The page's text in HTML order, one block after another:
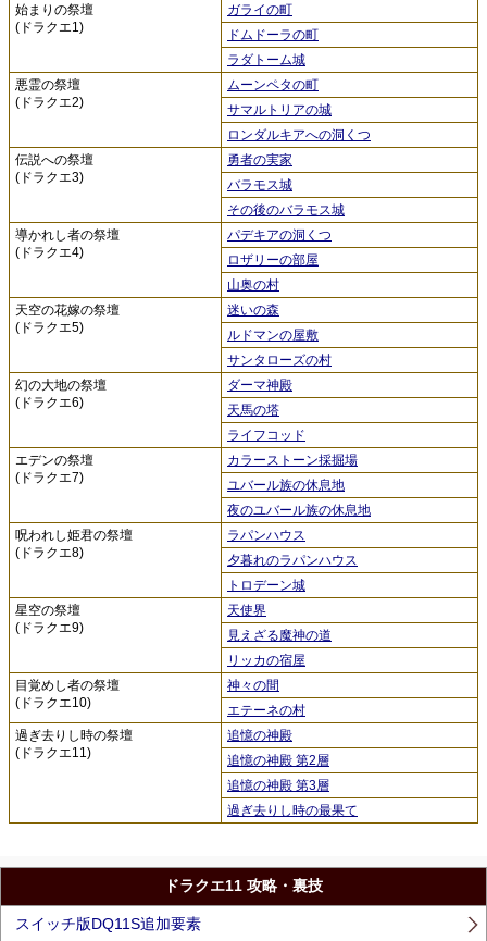
始まりの祭壇
(ドラクエ1)
ガライの町
ドムドーラの町
ラダトーム城
悪霊の祭壇
(ドラクエ2)
ムーンペタの町
サマルトリアの城
ロンダルキアへの洞くつ
伝説への祭壇
(ドラクエ3)
勇者の実家
バラモス城
その後のバラモス城
導かれし者の祭壇
(ドラクエ4)
パデキアの洞くつ
ロザリーの部屋
山奥の村
天空の花嫁の祭壇
(ドラクエ5)
迷いの森
ルドマンの屋敷
サンタローズの村
幻の大地の祭壇
(ドラクエ6)
ダーマ神殿
天馬の塔
ライフコッド
エデンの祭壇
(ドラクエ7)
カラーストーン採掘場
ユバール族の休息地
夜のユバール族の休息地
呪われし姫君の祭壇
(ドラクエ8)
ラパンハウス
夕暮れのラパンハウス
トロデーン城
星空の祭壇
(ドラクエ9)
天使界
見えざる魔神の道
リッカの宿屋
目覚めし者の祭壇
(ドラクエ10)
神々の間
エテーネの村
過ぎ去りし時の祭壇
(ドラクエ11)
追憶の神殿
追憶の神殿 第2層
追憶の神殿 第3層
過ぎ去りし時の最果て
ドラクエ11 攻略・裏技
スイッチ版DQ11S追加要素